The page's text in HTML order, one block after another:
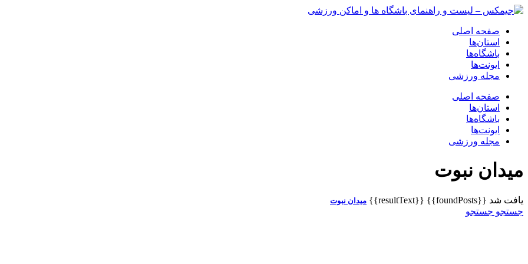
صفحه اصلی
استان‌ها
باشگاه‌ها
ایونت‌ها
مجله ورزشی
صفحه اصلی
استان‌ها
باشگاه‌ها
ایونت‌ها
مجله ورزشی
میدان نبوت
یافت شد {{foundPosts}}
{{resultText}} میدان نبوت
جستجو جستجو